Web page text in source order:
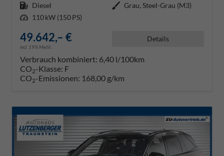
Kraftstoff Diesel Außenfarbe Grau, Steel-Grau (M3)
Leistung 110 kW (150 PS)
49.642,– €
incl. 19% MwSt.
Details
Verbrauch kombiniert: 6,40 l/100km
CO2-Klasse: F
CO2-Emissionen: 168,00 g/km